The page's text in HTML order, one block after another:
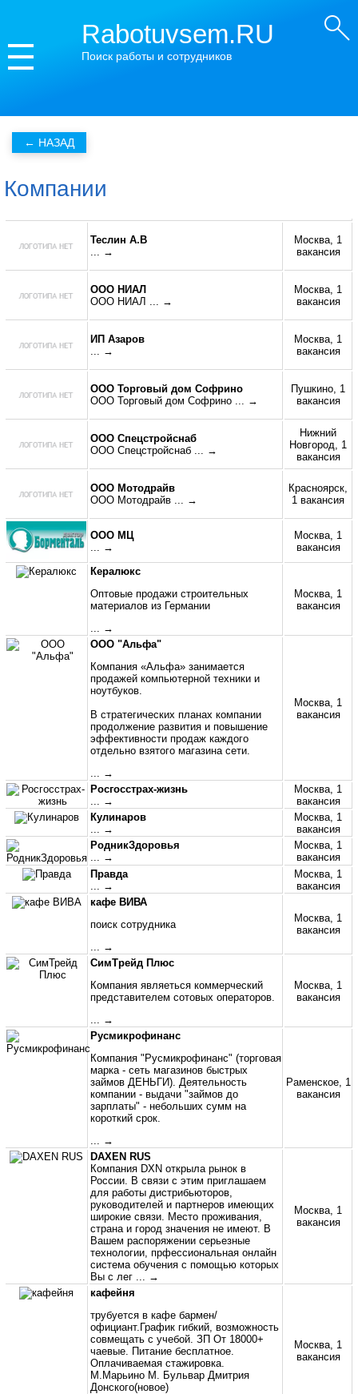
Rabotuvsem.RU
Поиск работы и сотрудников
Компании
Теслин А.В
... →
Москва, 1
вакансия
ООО НИАЛ
ООО НИАЛ
... →
Москва, 1
вакансия
ИП Азаров
... →
Москва, 1
вакансия
ООО Торговый дом Софрино
ООО Торговый дом Софрино
... →
Пушкино, 1
вакансия
ООО Спецстройснаб
ООО Спецстройснаб
... →
Нижний
Новгород, 1
вакансия
ООО Мотодрайв
ООО Мотодрайв
... →
Красноярск,
1 вакансия
ООО МЦ
... →
Москва, 1
вакансия
Кералюкс
Оптовые продажи строительных
материалов из Германии
... →
Москва, 1
вакансия
ООО "Альфа"
Компания «Альфа» занимается
продажей компьютерной техники и
ноутбуков.
В стратегических планах компании
продолжение развития и повышение
эффективности продаж каждого
отдельно взятого магазина сети.
... →
Москва, 1
вакансия
Росгосстрах-жизнь
... →
Москва, 1
вакансия
Кулинаров
... →
Москва, 1
вакансия
РодникЗдоровья
... →
Москва, 1
вакансия
Правда
... →
Москва, 1
вакансия
кафе ВИВА
поиск сотрудника
... →
Москва, 1
вакансия
СимТрейд Плюс
Компания являеться коммерческий
представителем сотовых операторов.
... →
Москва, 1
вакансия
Русмикрофинанс
Компания "Русмикрофинанс" (торговая
марка - сеть магазинов быстрых
займов ДЕНЬГИ). Деятельность
компании - выдачи "займов до
зарплаты" - небольших сумм на
короткий срок.
... →
Раменское, 1
вакансия
DAXEN RUS
Компания DXN открыла рынок в
России. В связи с этим приглашаем
для работы дистрибьюторов,
руководителей и партнеров имеющих
широкие связи. Место проживания,
страна и город значения не имеют. В
Вашем распоряжении серьезные
технологии, прфессиональная онлайн
система обучения с помощью которых
Вы с лег
... →
Москва, 1
вакансия
кафейня
трубуется в кафе бармен/
официант.График гибкий, возможность
совмещать с учебой. ЗП От 18000+
чаевые. Питание бесплатное.
Оплачиваемая стажировка.
М.Марьино М. Бульвар Дмитрия
Донского(новое)
Москва, 1
вакансия